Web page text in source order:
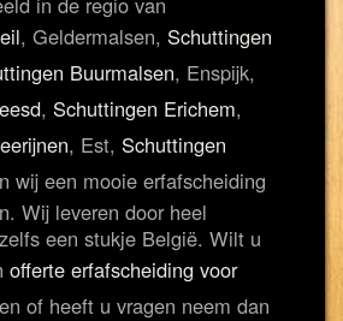
, Geldermalsen, Schuttingen
Buurmalsen, Enspijk,
, Schuttingen Erichem,
, Est, Schuttingen
wij een mooie erfafscheiding
Wij leveren door heel
een stukje België. Wilt u
offerte erfafscheiding voor
of heeft u vragen neem dan